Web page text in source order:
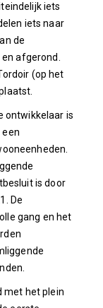
iets
iets naar
de
en afgerond.
(op het
ontwikkelaar is
is door
De
gang en het
met het plein